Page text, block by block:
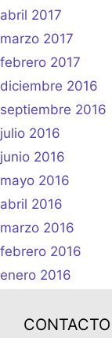
abril 2017
marzo 2017
febrero 2017
diciembre 2016
septiembre 2016
julio 2016
junio 2016
mayo 2016
abril 2016
marzo 2016
febrero 2016
enero 2016
CONTACTO